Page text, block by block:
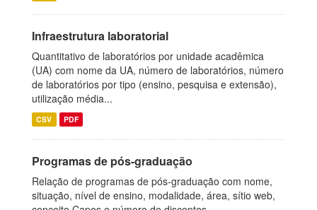
Infraestrutura laboratorial
Quantitativo de laboratórios por unidade acadêmica
(UA) com nome da UA, número de laboratórios, número
de laboratórios por tipo (ensino, pesquisa e extensão),
utilização média...
CSV PDF
Programas de pós-graduação
Relação de programas de pós-graduação com nome,
situação, nível de ensino, modalidade, área, sítio web,